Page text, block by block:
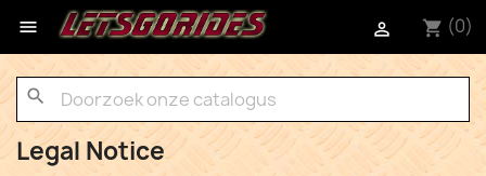
 shopping_cart (0)

search
Legal Notice